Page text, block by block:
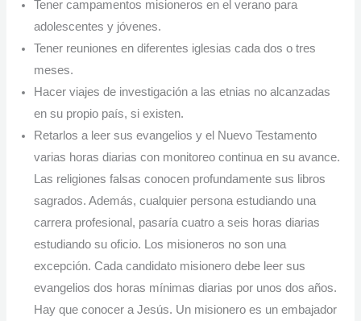
Tener campamentos misioneros en el verano para
adolescentes y jóvenes.
Tener reuniones en diferentes iglesias cada dos o tres
meses.
Hacer viajes de investigación a las etnias no alcanzadas
en su propio país, si existen.
Retarlos a leer sus evangelios y el Nuevo Testamento
varias horas diarias con monitoreo continua en su avance.
Las religiones falsas conocen profundamente sus libros
sagrados. Además, cualquier persona estudiando una
carrera profesional, pasaría cuatro a seis horas diarias
estudiando su oficio. Los misioneros no son una
excepción. Cada candidato misionero debe leer sus
evangelios dos horas mínimas diarias por unos dos años.
Hay que conocer a Jesús. Un misionero es un embajador